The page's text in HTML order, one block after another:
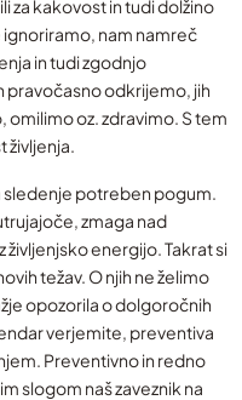
za kakovost in tudi dolžino
nam namreč
in tudi zgodnjo
pravočasno odkrijemo, jih
oz. zdravimo. S tem
življenja.
sledenje potreben pogum.
zmaga nad
življenjsko energijo. Takrat si
težav. O njih ne želimo
opozorila o dolgoročnih
verjemite, preventiva
Preventivno in redno
slogom naš zaveznik na